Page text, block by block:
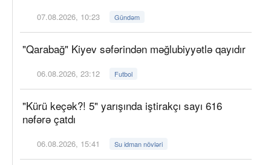
07.08.2026, 10:23 Gündəm
"Qarabağ" Kiyev səfərindən məğlubiyyətlə qayıdır
06.08.2026, 23:12 Futbol
"Kürü keçək?! 5" yarışında iştirakçı sayı 616
nəfərə çatdı
06.08.2026, 15:41 Su idman növləri